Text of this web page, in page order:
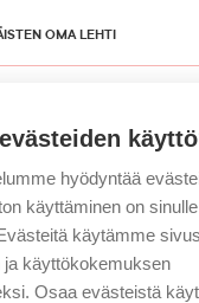
OMA LEHTI
hyödyntää
käyttäminen on
käytämme
ja käyttökokemuksen
Osaa evästeistä